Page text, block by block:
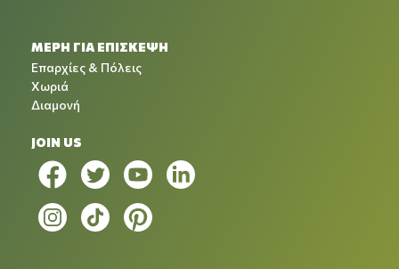
ΜΕΡΗ ΓΙΑ ΕΠΙΣΚΕΨΗ
Επαρχίες & Πόλεις
Χωριά
Διαμονή
JOIN US